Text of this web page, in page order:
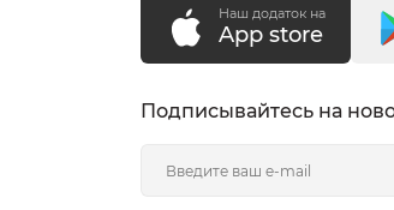
Наш додаток на
App store
Подписывайтесь на